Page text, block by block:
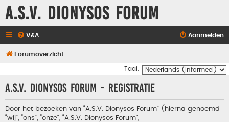
A.S.V. Dionysos Forum
V&A Aanmelden
Forumoverzicht
Taal:
A.S.V. Dionysos Forum - Registratie
Door het bezoeken van “A.S.V. Dionysos Forum” (hierna genoemd
“wij”, “ons”, “onze”, “A.S.V. Dionysos Forum”,